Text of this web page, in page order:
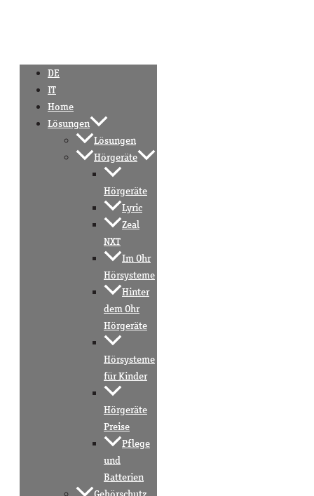
DE
IT
Home
Lösungen
Lösungen
Hörgeräte
Hörgeräte
Lyric
Zeal
NXT
Im Ohr
Hörsysteme
Hinter
dem Ohr
Hörgeräte
Hörsysteme
für Kinder
Hörgeräte
Preise
Pflege
und
Batterien